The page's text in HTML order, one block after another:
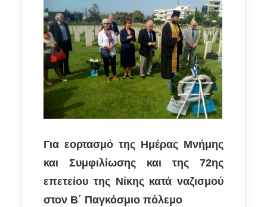
Για εορτασμό της Ημέρας Μνήμης
και Συμφιλίωσης και της 72ης
επετείου της Νίκης κατά ναζισμού
στον Β΄ Παγκόσμιο πόλεμο